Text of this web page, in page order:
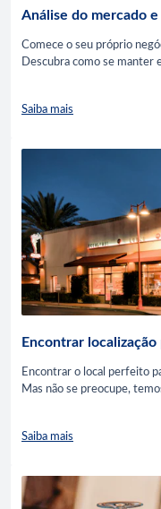
Análise do mercado
Comece o seu próprio
Descubra como se manter
Saiba mais
Encontrar
Encontrar o local perfeito
Mas não se preocupe,
Saiba mais